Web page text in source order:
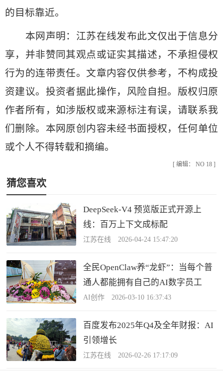
的目标靠近。
本网声明：江苏在线发布此文仅出于信息分
享，并非赞同其观点或证实其描述，不承担侵权
行为的连带责任。文章内容仅供参考，不构成投
资建议。投资者据此操作，风险自担。版权归原
作者所有，如涉版权或来源标注有误，请联系我
们删除。本网原创内容未经书面授权，任何单位
或个人不得转载和摘编。
[ 编辑： NO 18 ]
猜您喜欢
DeepSeek-V4 预览版正式开源上
线：百万上下文成标配
江苏在线 2026-04-24 15:47:20
全民OpenClaw养“龙虾”：当每个普
通人都能拥有自己的AI数字员工
AI创作 2026-03-10 16:37:43
百度发布2025年Q4及全年财报：AI
引领增长
江苏在线 2026-02-26 17:17:09